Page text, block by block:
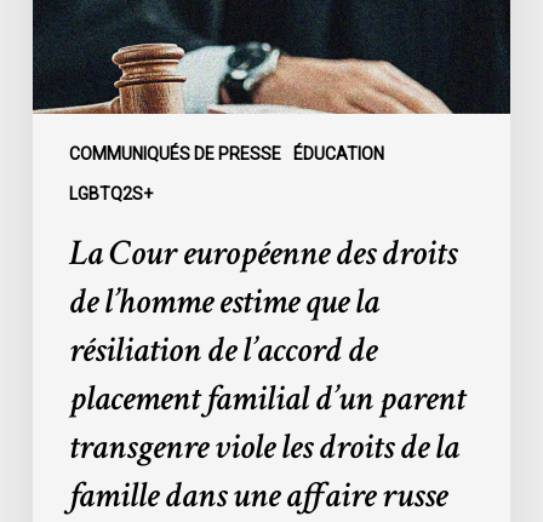
COMMUNIQUÉS DE PRESSE ÉDUCATION
LGBTQ2S+
estime
que
la
l’accord
placement
parent
viole
La Cour européenne des droits
de l’homme estime que la
résiliation de l’accord de
placement familial d’un parent
transgenre viole les droits de la
famille dans une affaire russe